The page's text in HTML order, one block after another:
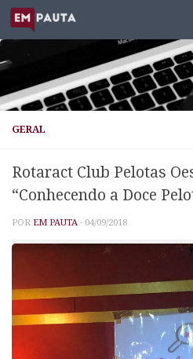
Skip to content
GERAL
Rotaract Club Pelotas
“Conhecendo a Doce
POR EM PAUTA · 04/09/2018